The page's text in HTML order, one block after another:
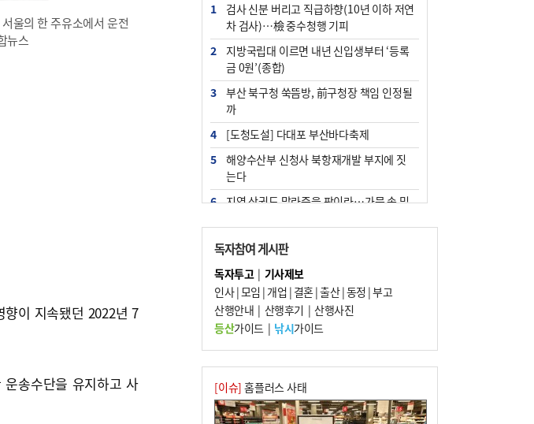
울의 한 주유소에서 운전
뉴스
이 지속됐던 2022년 7
송수단을 유지하고 사
1
검사 신분 버리고 직급하향(10년 이하 저연
차 검사)…檢 중수청행 기피
2
지방국립대 이르면 내년 신입생부터 ‘등록
금 0원’(종합)
3
부산 북구청 쑥뜸방, 前구청장 책임 인정될
까
4
[도청도설] 다대포 부산바다축제
5
해양수산부 신청사 북항재개발 부지에 짓
는다
6
지역 상권도 말라죽을 판이라…가뭄 속 밀
7
법원, 단차 논란 북항 복합환승센터 공사중
지 관련 현장검증
8
통영시민 추석 전 35만 원 받는다
9
부산 철강공장 50대 노동자 추락사
10 국힘 부산시당, ‘정이한 조력’ 시의원 윤리
위에…‘한동훈 지지’도 신고접수
독자참여 게시판
독자투고| 기사제보
인사|모임 | 개업 | 결혼|출산|동정 |부고
산행안내 | 산행후기 | 산행사진
등산가이드| 낚시가이드
[이슈] 홈플러스 사태